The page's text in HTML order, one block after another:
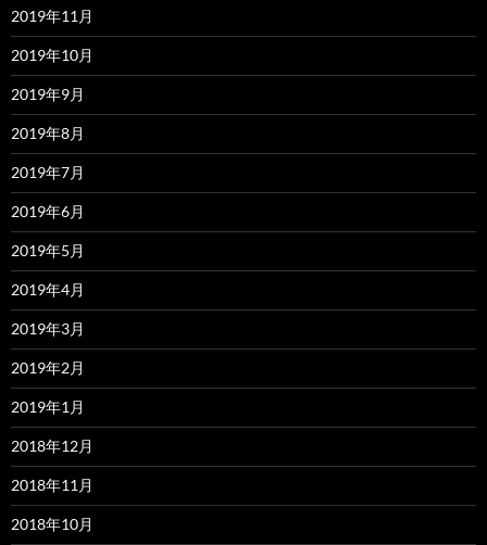
2019年11月
2019年10月
2019年9月
2019年8月
2019年7月
2019年6月
2019年5月
2019年4月
2019年3月
2019年2月
2019年1月
2018年12月
2018年11月
2018年10月